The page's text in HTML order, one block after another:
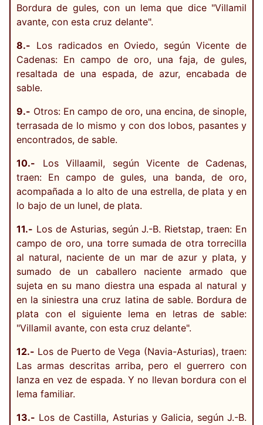
Bordura de gules, con un lema que dice "Villamil
avante, con esta cruz delante".
8.- Los radicados en Oviedo, según Vicente de
Cadenas: En campo de oro, una faja, de gules,
resaltada de una espada, de azur, encabada de
sable.
9.- Otros: En campo de oro, una encina, de sinople,
terrasada de lo mismo y con dos lobos, pasantes y
encontrados, de sable.
10.- Los Villaamil, según Vicente de Cadenas,
traen: En campo de gules, una banda, de oro,
acompañada a lo alto de una estrella, de plata y en
lo bajo de un lunel, de plata.
11.- Los de Asturias, según J.-B. Rietstap, traen: En
campo de oro, una torre sumada de otra torrecilla
al natural, naciente de un mar de azur y plata, y
sumado de un caballero naciente armado que
sujeta en su mano diestra una espada al natural y
en la siniestra una cruz latina de sable. Bordura de
plata con el siguiente lema en letras de sable:
"Villamil avante, con esta cruz delante".
12.- Los de Puerto de Vega (Navia-Asturias), traen:
Las armas descritas arriba, pero el guerrero con
lanza en vez de espada. Y no llevan bordura con el
lema familiar.
13.- Los de Castilla, Asturias y Galicia, según J.-B.